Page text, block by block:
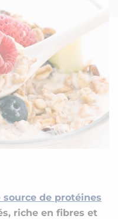
source de protéines
riche en fibres et